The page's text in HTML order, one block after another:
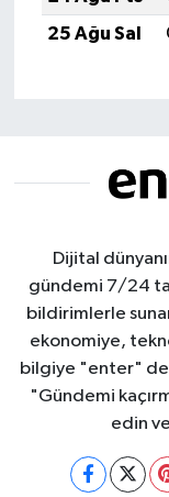
25 Ağu Sal
Dijital
gündemi 7/24
bildirimlerle
ekonomiye,
bilgiye "enter"
"Gündemi
edin